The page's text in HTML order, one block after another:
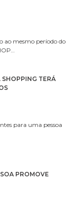
ao mesmo período do
TERÁ
para uma pessoa
PROMOVE